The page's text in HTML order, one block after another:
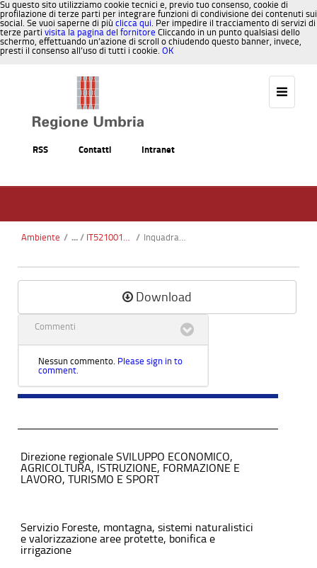
Su questo sito utilizziamo cookie tecnici e, previo tuo consenso, cookie di
profilazione di terze parti per integrare funzioni di condivisione dei contenuti sui
social. Se vuoi saperne di più clicca qui. Per impedire il tracciamento di servizi di
terze parti visita la pagina del fornitore Cliccando in un punto qualsiasi dello
schermo, effettuando un’azione di scroll o chiudendo questo banner, invece,
presti il consenso all’uso di tutti i cookie. OK
RSS Contatti Intranet
Ambiente / IT5210014 - Monti Maggio - Nero / InquadramentoGeograficoAmministrativo SICIT5210014.pdf
Download
Commenti
Nessun commento. Please sign in to
comment.
Direzione regionale SVILUPPO ECONOMICO,
AGRICOLTURA, ISTRUZIONE, FORMAZIONE E
LAVORO, TURISMO E SPORT
Servizio Foreste, montagna, sistemi naturalistici
e valorizzazione aree protette, bonifica e
irrigazione